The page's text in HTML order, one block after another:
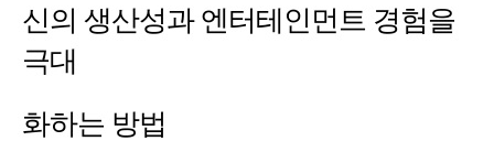
신의 생산성과 엔터테인먼트 경험을
극대
화하는 방법